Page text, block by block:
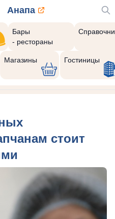
Анапа
Бары
- рестораны
Магазины Гостиницы
стоит